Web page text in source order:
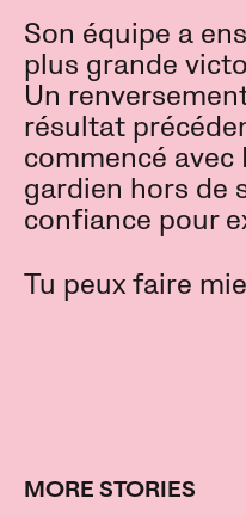
Son équipe a
plus grande
Un
résultat
commencé avec
gardien hors de
confiance pour
Tu peux faire
MORE STORIES